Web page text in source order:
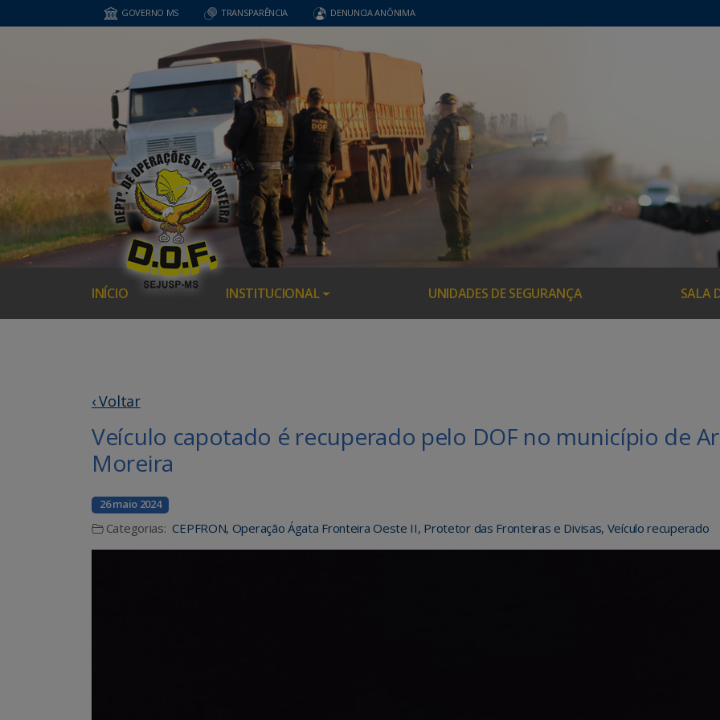
GOVERNO MS TRANSPARÊNCIA DENUNCIA ANÔNIMA
INÍCIO INSTITUCIONAL UNIDADES DE SEGURANÇA SALA
‹ Voltar
Veículo capotado é recuperado pelo DOF no município de
Moreira
26 maio 2024
Categorias: CEPFRON, Operação Ágata Fronteira Oeste II, Protetor das Fronteiras e Divisas, Veículo recuperado